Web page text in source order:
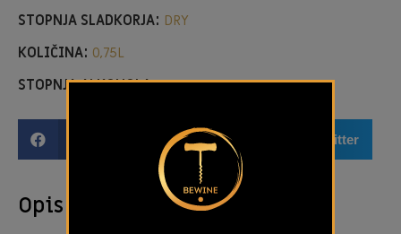
STOPNJA SLADKORJA: DRY
KOLIČINA: 0,75L
STOPNJA ALKOHOLA:11,50%
Email Twitter
Opis izdelka